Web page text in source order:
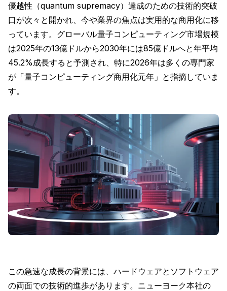
優越性（quantum supremacy）達成のための技術的突破
口が次々と開かれ、今や業界の焦点は実用的な商用化に移
っています。グローバル量子コンピューティング市場規模
は2025年の13億ドルから2030年には85億ドルへと年平均
45.2%成長すると予測され、特に2026年は多くの専門家
が「量子コンピューティング商用化元年」と指摘していま
す。
この急速な成長の背景には、ハードウェアとソフトウェア
の両面での技術的進歩があります。ニューヨーク本社の